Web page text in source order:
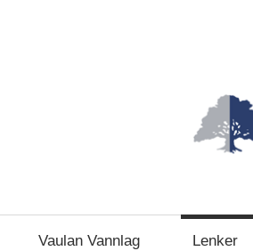
Vaulan Vannlag Lenker